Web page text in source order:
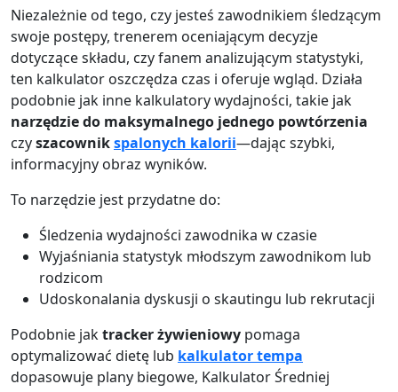
Niezależnie od tego, czy jesteś zawodnikiem śledzącym
swoje postępy, trenerem oceniającym decyzje
dotyczące składu, czy fanem analizującym statystyki,
ten kalkulator oszczędza czas i oferuje wgląd. Działa
podobnie jak inne kalkulatory wydajności, takie jak
narzędzie do maksymalnego jednego powtórzenia
czyszacownikspalonych kalorii—dając szybki,
informacyjny obraz wyników.
To narzędzie jest przydatne do:
Śledzenia wydajności zawodnika w czasie
Wyjaśniania statystyk młodszym zawodnikom lub
rodzicom
Udoskonalania dyskusji o skautingu lub rekrutacji
Podobnie jaktracker żywieniowy pomaga
optymalizować dietę lub kalkulator tempa
dopasowuje plany biegowe, Kalkulator Średniej